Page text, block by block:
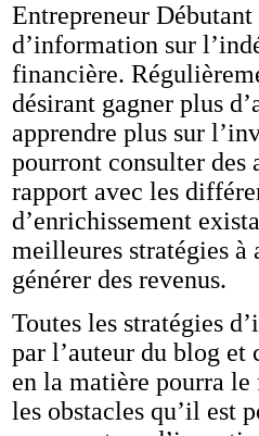
Entrepreneur Débutant
d’information sur
financière.
désirant gagner plus
apprendre plus sur
pourront consulter des
rapport avec les
d’enrichissement
meilleures stratégies à
générer des revenus.
Toutes les stratégies
par l’auteur du blog et
en la matière pourra
les obstacles qu’il est